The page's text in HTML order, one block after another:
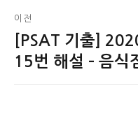
글
탐
색
이전
이
전
[PSAT 기출]
15번 해설 – 음식